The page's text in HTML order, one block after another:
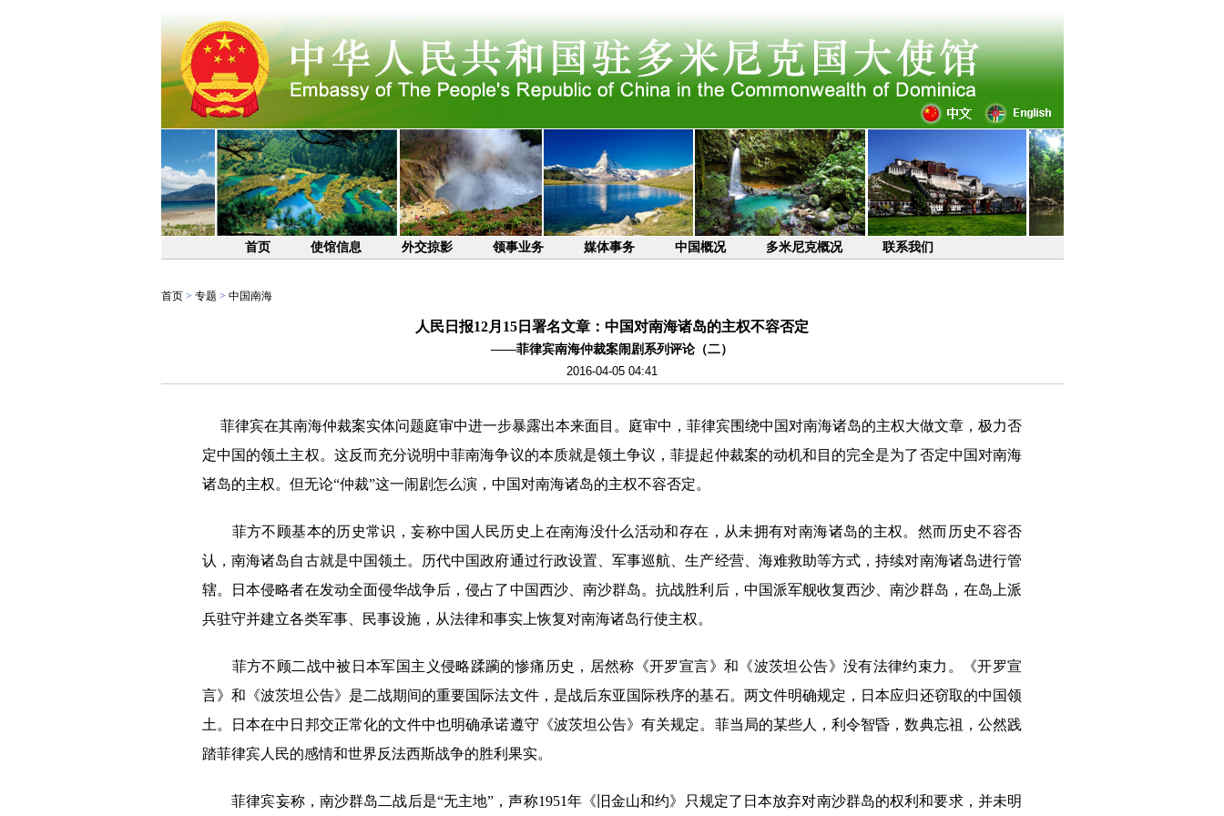
首页 使馆信息 外交掠影 领事业务 媒体事务 中国概况 多米尼克概况 联系我们
首页> 专题 > 中国南海
人民日报12月15日署名文章：中国对南海诸岛的主权不容否定
——菲律宾南海仲裁案闹剧系列评论（二）
2016-04-05 04:41
菲律宾在其南海仲裁案实体问题庭审中进一步暴露出本来面目。庭审中，菲律宾围绕中国对南海诸岛的主权大做文章，极力否
定中国的领土主权。这反而充分说明中菲南海争议的本质就是领土争议，菲提起仲裁案的动机和目的完全是为了否定中国对南海
诸岛的主权。但无论“仲裁”这一闹剧怎么演，中国对南海诸岛的主权不容否定。
菲方不顾基本的历史常识，妄称中国人民历史上在南海没什么活动和存在，从未拥有对南海诸岛的主权。然而历史不容否
认，南海诸岛自古就是中国领土。历代中国政府通过行政设置、军事巡航、生产经营、海难救助等方式，持续对南海诸岛进行管
辖。日本侵略者在发动全面侵华战争后，侵占了中国西沙、南沙群岛。抗战胜利后，中国派军舰收复西沙、南沙群岛，在岛上派
兵驻守并建立各类军事、民事设施，从法律和事实上恢复对南海诸岛行使主权。
菲方不顾二战中被日本军国主义侵略蹂躏的惨痛历史，居然称《开罗宣言》和《波茨坦公告》没有法律约束力。《开罗宣
言》和《波茨坦公告》是二战期间的重要国际法文件，是战后东亚国际秩序的基石。两文件明确规定，日本应归还窃取的中国领
土。日本在中日邦交正常化的文件中也明确承诺遵守《波茨坦公告》有关规定。菲当局的某些人，利令智昏，数典忘祖，公然践
踏菲律宾人民的感情和世界反法西斯战争的胜利果实。
菲律宾妄称，南沙群岛二战后是“无主地”，声称1951年《旧金山和约》只规定了日本放弃对南沙群岛的权利和要求，并未明